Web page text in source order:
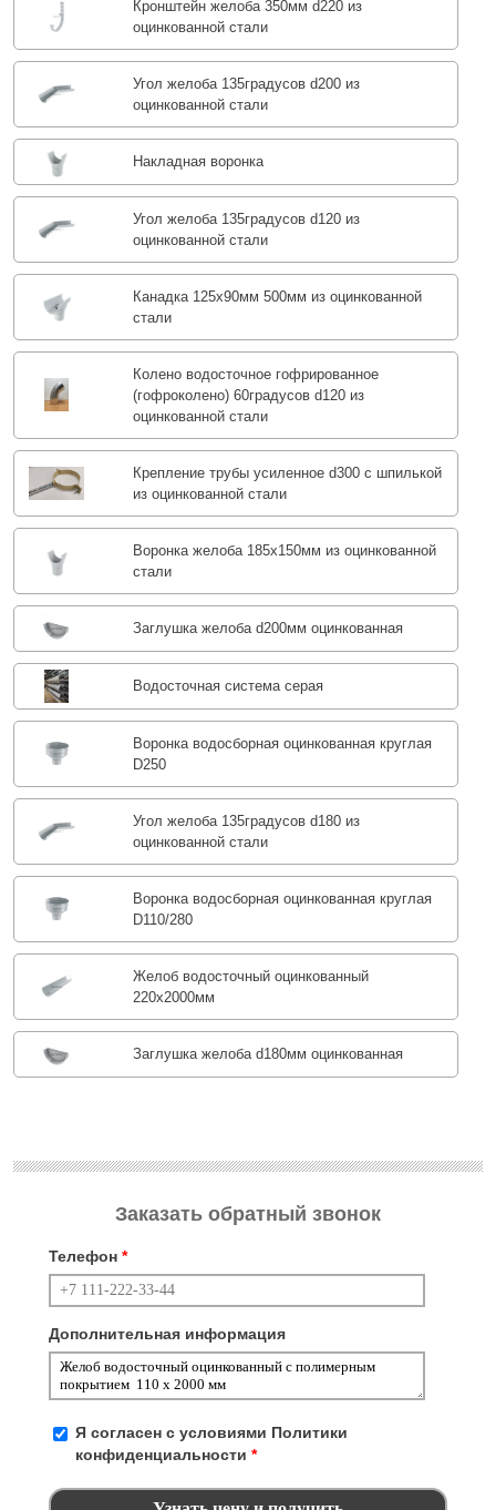
Кронштейн желоба 350мм d220 из
оцинкованной стали
Угол желоба 135градусов d200 из
оцинкованной стали
Накладная воронка
Угол желоба 135градусов d120 из
оцинкованной стали
Канадка 125x90мм 500мм из оцинкованной
стали
Колено водосточное гофрированное
(гофроколено) 60градусов d120 из
оцинкованной стали
Крепление трубы усиленное d300 с шпилькой
из оцинкованной стали
Воронка желоба 185x150мм из оцинкованной
стали
Заглушка желоба d200мм оцинкованная
Водосточная система серая
Воронка водосборная оцинкованная круглая
D250
Угол желоба 135градусов d180 из
оцинкованной стали
Воронка водосборная оцинкованная круглая
D110/280
Желоб водосточный оцинкованный
220х2000мм
Заглушка желоба d180мм оцинкованная
Заказать обратный звонок
Телефон *
Дополнительная информация
Я согласен с условиями Политики
конфиденциальности *